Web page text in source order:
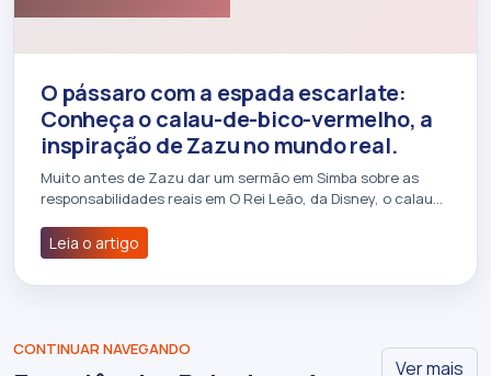
O pássaro com a espada escarlate:
Conheça o calau-de-bico-vermelho, a
inspiração de Zazu no mundo real.
Muito antes de Zazu dar um sermão em Simba sobre as
responsabilidades reais em O Rei Leão, da Disney, o calau…
Leia o artigo
CONTINUAR NAVEGANDO
Ver mais